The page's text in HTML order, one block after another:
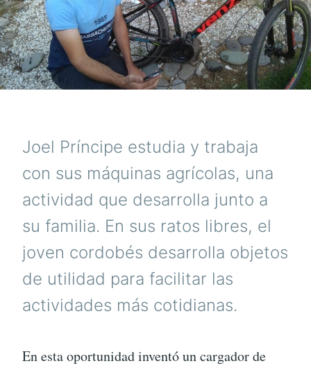
Joel Príncipe estudia y trabaja
con sus máquinas agrícolas, una
actividad que desarrolla junto a
su familia. En sus ratos libres, el
joven cordobés desarrolla objetos
de utilidad para facilitar las
actividades más cotidianas.
En esta oportunidad inventó un cargador de